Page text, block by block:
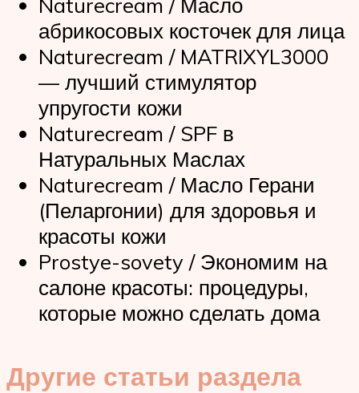
абрикосовых косточек для лица
Naturecream / MATRIXYL3000
— лучший стимулятор
упругости кожи
Naturecream / SPF в
Натуральных Маслах
Naturecream / Масло Герани
(Пеларгонии) для здоровья и
красоты кожи
Prostye-sovety / Экономим на
салоне красоты: процедуры,
которые можно сделать дома
Другие статьи раздела